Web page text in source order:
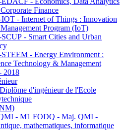
Finance
- Internet of Things : Innovation
Program (IoT)
- Smart Cities and Urban
- Energy Environment :
Technology & Management
2018
d'ingénieur de l'Ecole
- M1 FODQ - Maj. QMI -
mathematiques, informatique